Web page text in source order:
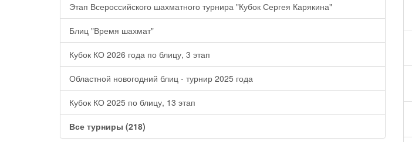
Этап Всероссийского шахматного турнира "Кубок Сергея Карякина"
Блиц "Время шахмат"
Кубок КО 2026 года по блицу, 3 этап
Областной новогодний блиц - турнир 2025 года
Кубок КО 2025 по блицу, 13 этап
Все турниры (218)